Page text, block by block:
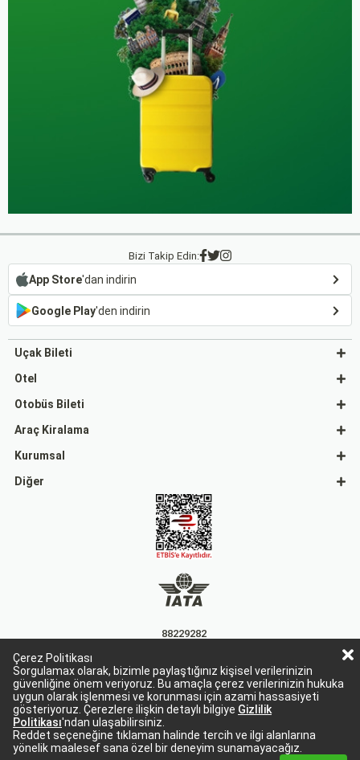
Çerez Politikası
Sorgulamax olarak, bizimle paylaştığınız kişisel verilerinizin
güvenliğine önem veriyoruz. Bu amaçla çerez verilerinizin hukuka
uygun olarak işlenmesi ve korunması için azami hassasiyeti
gösteriyoruz. Çerezlere ilişkin detaylı bilgiye Gizlilik
Politikası'ndan ulaşabilirsiniz.
Reddet seçeneğine tıklaman halinde tercih ve ilgi alanlarına
yönelik maalesef sana özel bir deneyim sunamayacağız.
Bizi Takip Edin:
App Store'dan indirin
Google Play'den indirin
Uçak Bileti
Otel
Otobüs Bileti
Araç Kiralama
Kurumsal
Diğer
88229282
15863
Sorgulamax Turizim, TURSAB Belge No: 15863